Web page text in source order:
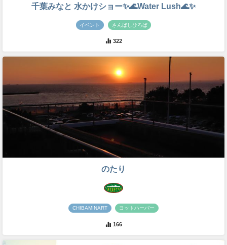
千葉みなと 水かけショー✨🌊Water Lush🌊✨
イベント さんばしひろば
322
のたり
CHIBAMINART ヨットハーバー
166